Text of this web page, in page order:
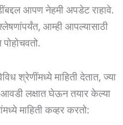
आपण नेहमी अपडेट राहावे.
आम्ही आपल्यासाठी
श्रेणींमध्ये माहिती देतात, ज्या
आवडी लक्षात घेऊन तयार केल्या
माहिती कव्हर करतो: